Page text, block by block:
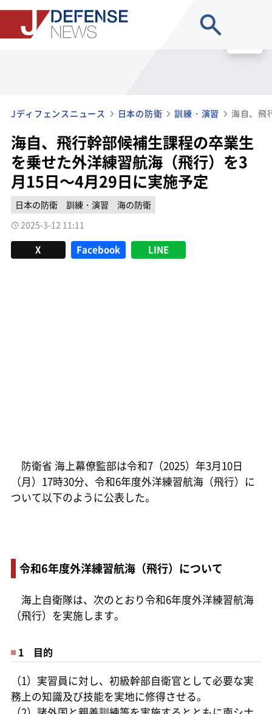
Jディフェンスニュース 日本の防衛 訓練・演習
海自、飛行幹部候補生課程の卒業生
を乗せた外洋練習航海（飛行）を3
月15日～4月29日に実施予定
日本の防衛 訓練・演習
海の防衛
2025-3-12 11:11
X Facebook LINE
防衛省 海上幕僚監部は令和7（2025）年3月10日
（月）17時30分、令和6年度外洋練習航海（飛行）に
ついて以下のように公表した。
令和6年度外洋練習航海（飛行）について
海上自衛隊は、次のとおり令和6年度外洋練習航海
（飛行）を実施します。
1 目的
（1）実習員に対し、初級幹部自衛官として必要な実
務上の知識及び技能を実地に修得させる。